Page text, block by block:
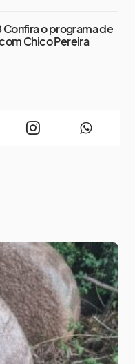
Confira o programa de
Chico Pereira